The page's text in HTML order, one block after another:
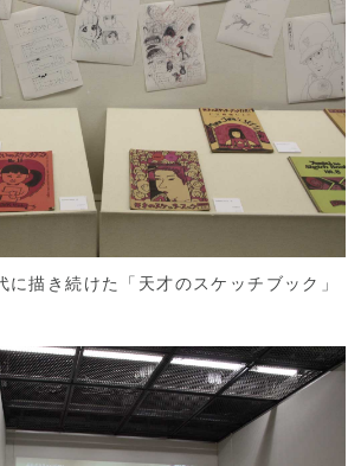
に描き続けた「天才のスケッチブック」